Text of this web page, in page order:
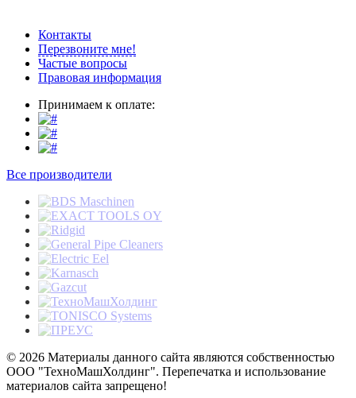
Контакты
Перезвоните мне!
Частые вопросы
Правовая информация
Принимаем к оплате:
Все производители
© 2026 Материалы данного сайта являются собственностью
ООО "ТехноМашХолдинг". Перепечатка и использование
материалов сайта запрещено!